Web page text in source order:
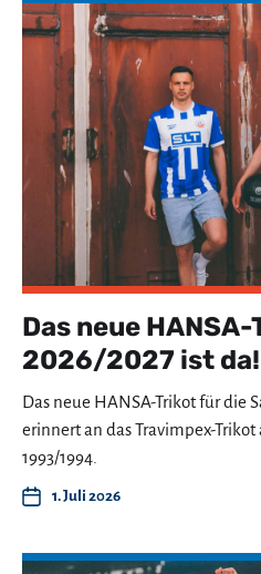
Das neue
2026/2027 ist da!
Das neue HANSA-Trikot für die
erinnert an das Travimpex-
1993/1994.
1. Juli 2026